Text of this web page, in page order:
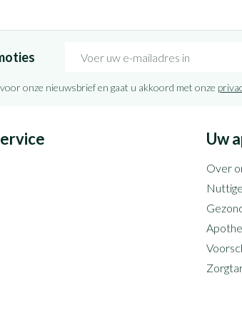
onze nieuwsbrief en gaat u akkoord met onze
Uw
Over